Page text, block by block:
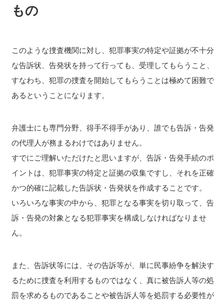
もの
このような捜査機関に対し、犯罪事実の特定や証拠が不十分
な告訴状、告発状を持って行っても、受理してもらうこと、
すなわち、犯罪の捜査を開始してもらうことは極めて困難で
あるということになります。
弁護士にも専門分野、得手不得手があり、誰でも告訴・告発
の代理人が務まるわけではありません。
すでにご理解いただけたと思いますが、告訴・告発手続のポ
イントは、犯罪事実の特定と証拠の収集ですし、それを正確
かつ的確に記載した告訴状・告発状を作成することです。
いろいろな事実の中から、犯罪となる事実を切り取って、告
訴・告発の対象となる犯罪事実を構成しなければなりませ
ん。
また、告訴状等には、その告訴等が、単に民事紛争を解決す
るために捜査を利用するものではなく、真に被告訴人等の処
罰を求めるものであることや被告訴人等を処罰する必要性が